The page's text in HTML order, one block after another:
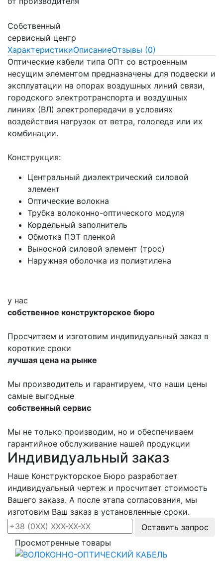
Собственный
сервисный центр
ХарактеристикиОписаниеОтзывы (0)
Оптические кабели типа ОПт со встроенным
несущим элементом предназначены для подвески и
эксплуатации на опорах воздушных линий связи,
городского электротранспорта и воздушных
линиях (ВЛ) электропередачи в условиях
воздействия нагрузок от ветра, гололеда или их
комбинации.
Конструкция:
Центральный диэлектрический силовой
элемент
Оптические волокна
Трубка волоконно-оптического модуля
Кордельный заполнитель
Обмотка ПЭТ пленкой
Выносной силовой элемент (трос)
Наружная оболочка из полиэтилена
у нас
собственное конструкторское бюро
Просчитаем и изготовим индивидуальный заказ в
короткие сроки
лучшая цена на рынке
Мы производитель и гарантируем, что наши цены
самые выгодные
собственный сервис
Мы не только производим, но и обеспечиваем
гарантийное обслуживание нашей продукции
Индивидуальный заказ
Наше Конструкторское Бюро разработает
индивидуальный чертеж и просчитает стоимость
Вашего заказа. А после этапа согласования, мы
изготовим Ваш заказ в установленные сроки.
Оставить запрос
Просмотренные товары